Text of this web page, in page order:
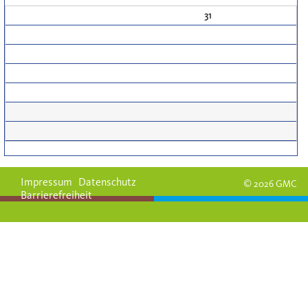
31
© 2026 GMC
Impressum Datenschutz
Barrierefreiheit